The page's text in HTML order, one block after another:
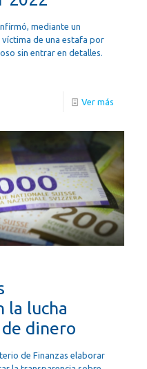
mediante un
de una estafa por
sin entrar en detalles.
Ver más
la lucha
dinero
de Finanzas elaborar